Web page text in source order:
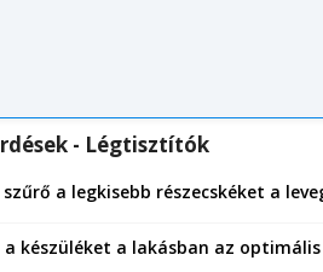
- Légtisztítók
szűrő a legkisebb részecskéket a
a készüléket a lakásban az